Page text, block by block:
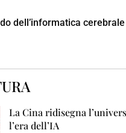
dell’informatica cerebrale
La Cina ridisegna
l’era dell’IA